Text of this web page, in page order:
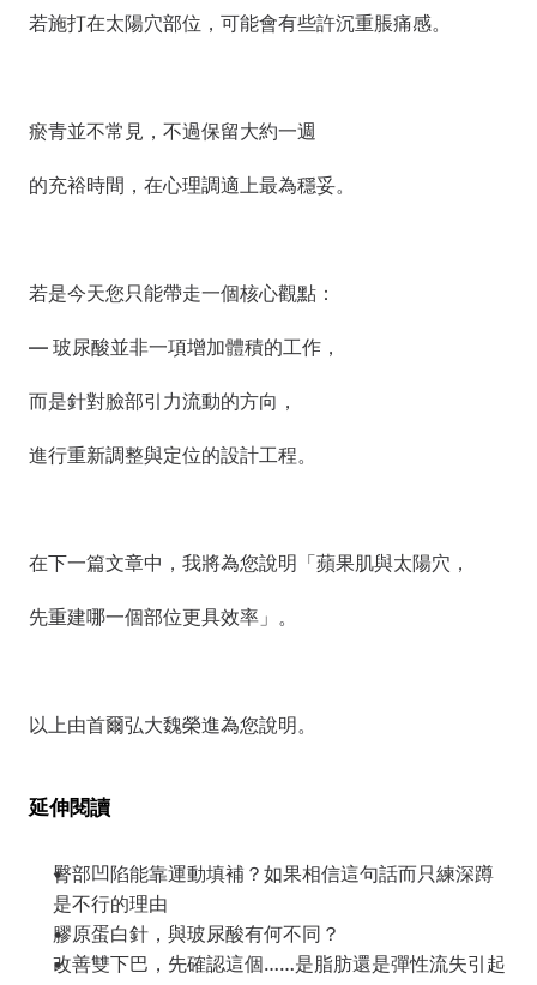
若施打在太陽穴部位，可能會有些許沉重脹痛感。
瘀青並不常見，不過保留大約一週
的充裕時間，在心理調適上最為穩妥。
若是今天您只能帶走一個核心觀點：
— 玻尿酸並非一項增加體積的工作，
而是針對臉部引力流動的方向，
進行重新調整與定位的設計工程。
在下一篇文章中，我將為您說明「蘋果肌與太陽穴，
先重建哪一個部位更具效率」。
以上由首爾弘大魏榮進為您說明。
延伸閱讀
臀部凹陷能靠運動填補？如果相信這句話而只練深蹲
是不行的理由
膠原蛋白針，與玻尿酸有何不同？
改善雙下巴，先確認這個……是脂肪還是彈性流失引起